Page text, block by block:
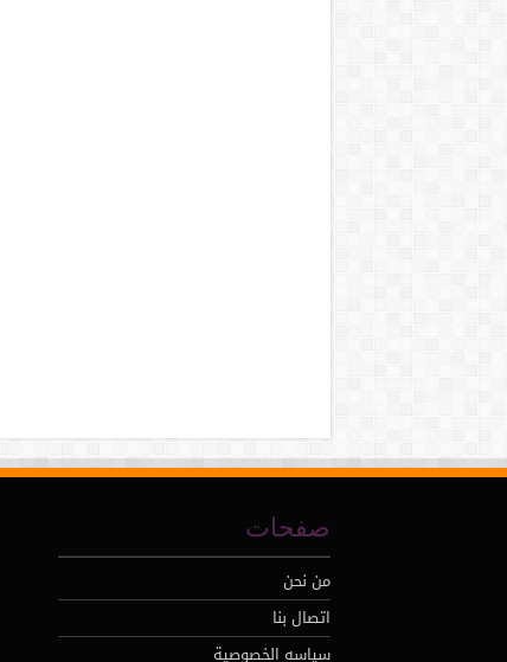
صفحات
من نحن
اتصال بنا
سياسه الخصوصية